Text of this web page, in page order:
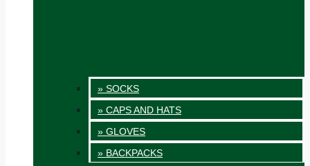
» SOCKS
» CAPS AND HATS
» GLOVES
» BACKPACKS